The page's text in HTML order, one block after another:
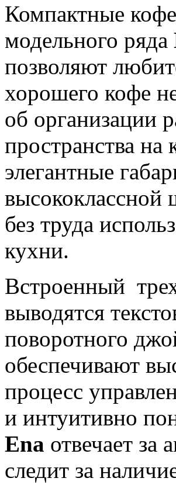
Компактные
модельного ряда
позволяют
хорошего кофе
об организации
пространства на
элегантные
высококлассной
без труда
кухни.
Встроенный
выводятся
поворотного
обеспечивают
процесс
и интуитивно
Ena отвечает за
следит за